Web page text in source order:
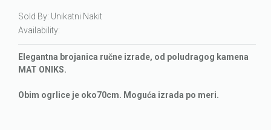
Sold By: Unikatni Nakit
Availability:
Elegantna brojanica ručne izrade, od poludragog kamena
MAT ONIKS.
Obim ogrlice je oko70cm. Moguća izrada po meri.